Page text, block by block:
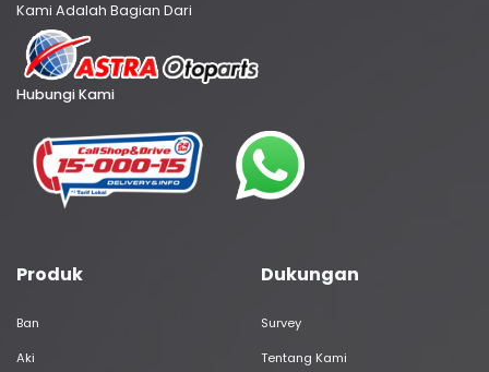
Kami Adalah Bagian Dari
Hubungi Kami
Produk
Ban
Aki
Dukungan
Survey
Tentang Kami